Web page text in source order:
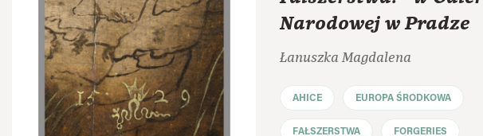
Narodowej w Pradze
Łanuszka Magdalena
AHICE EUROPA ŚRODKOWA
FAŁSZERSTWA FORGERIES